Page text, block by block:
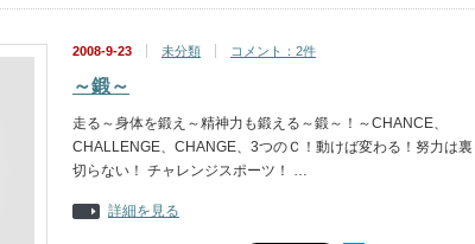
2008-9-23 未分類 コメント：2件
～鍛～
走る～身体を鍛え～精神力も鍛える～鍛～！～CHANCE、
CHALLENGE、CHANGE、3つのＣ！動けば変わる！努力は裏
切らない！ チャレンジスポーツ！ …
詳細を見る